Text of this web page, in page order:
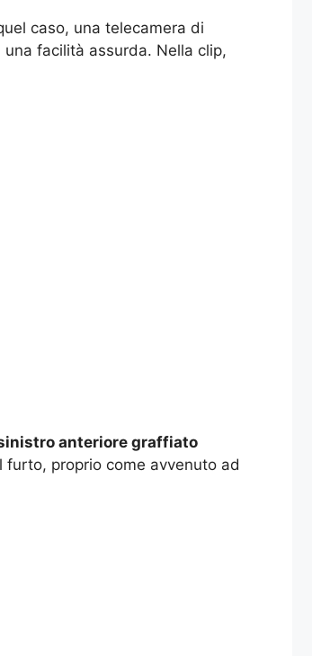
caso, una telecamera di
facilità assurda. Nella clip,
anteriore graffiato
proprio come avvenuto ad